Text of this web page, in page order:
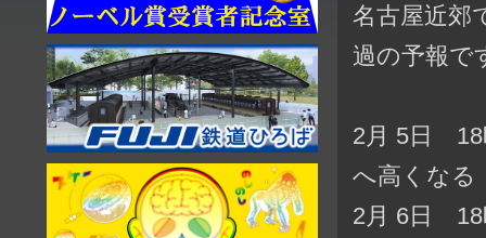
名古屋近郊
過の予報で
2月 5日
へ高くなる
2月 6日